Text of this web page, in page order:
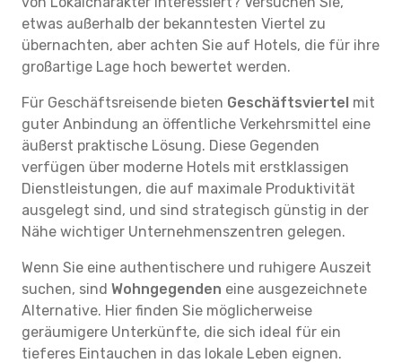
etwas außerhalb der bekanntesten Viertel zu
übernachten, aber achten Sie auf Hotels, die für ihre
großartige Lage hoch bewertet werden.
Für Geschäftsreisende bieten Geschäftsviertel mit
guter Anbindung an öffentliche Verkehrsmittel eine
äußerst praktische Lösung. Diese Gegenden
verfügen über moderne Hotels mit erstklassigen
Dienstleistungen, die auf maximale Produktivität
ausgelegt sind, und sind strategisch günstig in der
Nähe wichtiger Unternehmenszentren gelegen.
Wenn Sie eine authentischere und ruhigere Auszeit
suchen, sind Wohngegenden eine ausgezeichnete
Alternative. Hier finden Sie möglicherweise
geräumigere Unterkünfte, die sich ideal für ein
tieferes Eintauchen in das lokale Leben eignen.